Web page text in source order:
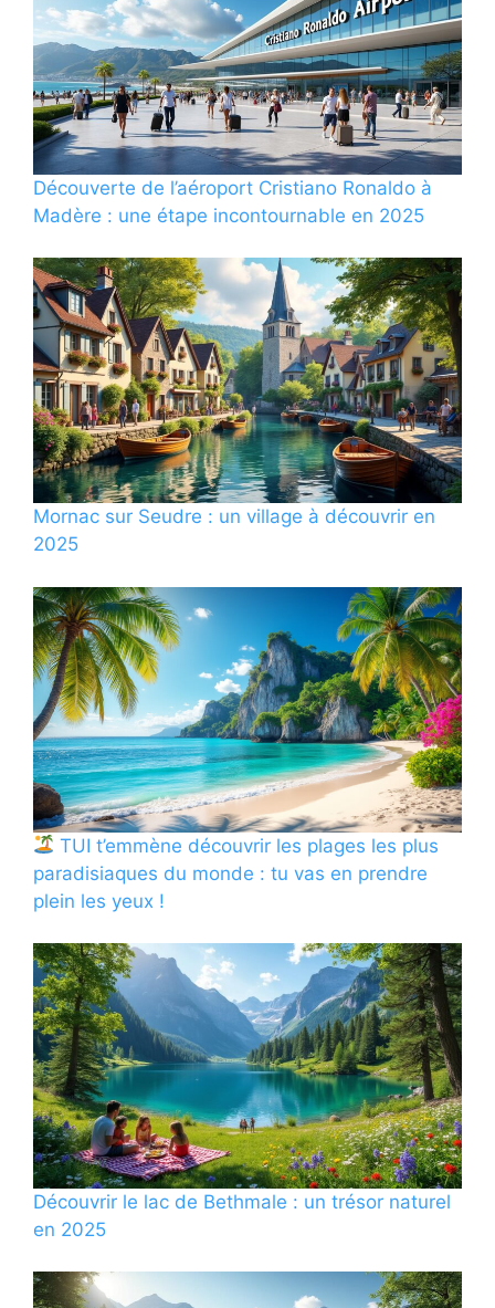
Découverte de l’aéroport Cristiano Ronaldo à
Madère : une étape incontournable en 2025
Mornac sur Seudre : un village à découvrir en
2025
TUI t’emmène découvrir les plages les plus
paradisiaques du monde : tu vas en prendre
plein les yeux !
Découvrir le lac de Bethmale : un trésor naturel
en 2025